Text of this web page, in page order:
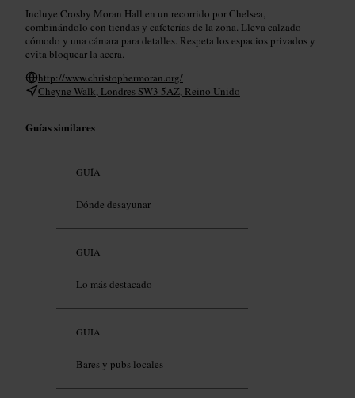
Incluye Crosby Moran Hall en un recorrido por Chelsea,
combinándolo con tiendas y cafeterías de la zona. Lleva calzado
cómodo y una cámara para detalles. Respeta los espacios privados y
evita bloquear la acera.
http://www.christophermoran.org/
Cheyne Walk, Londres SW3 5AZ, Reino Unido
Guías similares
GUÍA
Dónde desayunar
GUÍA
Lo más destacado
GUÍA
Bares y pubs locales